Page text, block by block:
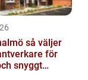
väljer
för
snyggt